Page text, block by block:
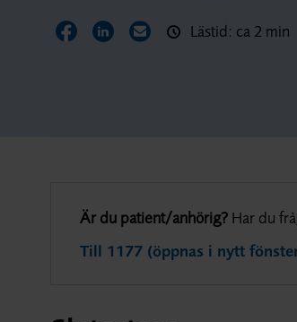
Dela sidan på Facebook
Dela sidan på
Dela sidan via
Lästid: ca 2 min
Är du patient/anhörig? Har du
Till 1177 (öppnas i nytt